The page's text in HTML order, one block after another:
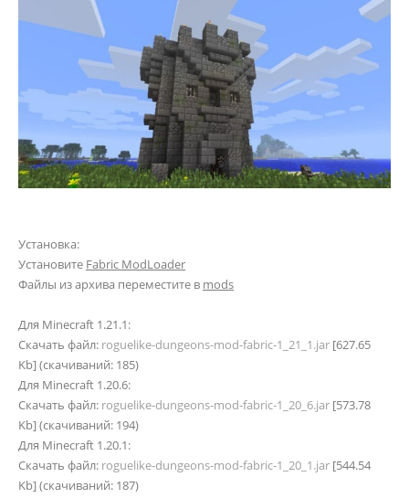
Установка:
Установите Fabric ModLoader
Файлы из архива переместите в mods
Для Minecraft 1.21.1:
Скачать файл: roguelike-dungeons-mod-fabric-1_21_1.jar
Kb] (cкачиваний: 185)
Для Minecraft 1.20.6:
Скачать файл: roguelike-dungeons-mod-fabric-1_20_6.jar
Kb] (cкачиваний: 194)
Для Minecraft 1.20.1:
Скачать файл: roguelike-dungeons-mod-fabric-1_20_1.jar
Kb] (cкачиваний: 187)